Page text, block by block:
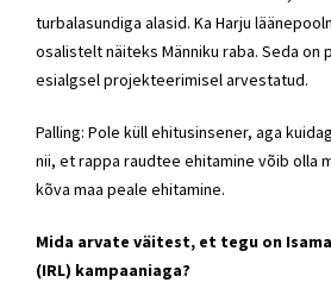
turbalasundiga alasid. Ka Harju
osalistelt näiteks Männiku raba. Seda on
esialgsel projekteerimisel arvestatud.
Palling: Pole küll ehitusinsener, aga
nii, et rappa raudtee ehitamine võib olla
kõva maa peale ehitamine.
Mida arvate väitest, et tegu on
(IRL) kampaaniaga?